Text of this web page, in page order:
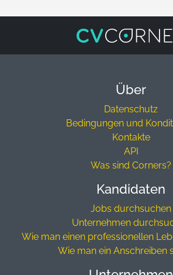
Über
Datenschutz
Bedingungen und
Kontakte
API
Was sind Corners?
Kandidaten
Jobs durchsuchen
Unternehmen
Wie man einen professionellen
Wie man ein Anschreiben